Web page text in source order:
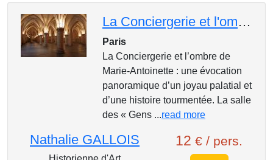
La Conciergerie et l'ombre de Marie-Antoinette
Paris
La Conciergerie et l’ombre de
Marie-Antoinette : une évocation
panoramique d’un joyau palatial et
d’une histoire tourmentée. La salle
des « Gens ...read more
Nathalie GALLOIS 12 € / pers.